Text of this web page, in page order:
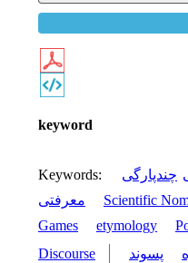
keyword
Keywords:
چندپارگی
معرفتی
Scientific
Games
etymology
Discourse
پسوند